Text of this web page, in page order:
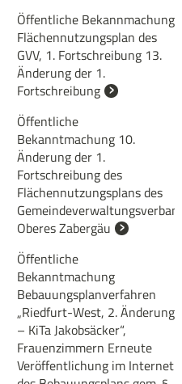
Öffentliche Bekannmachung
Flächennutzungsplan des
GVV, 1. Fortschreibung 13.
Änderung der 1.
Fortschreibung
Öffentliche
Bekanntmachung 10.
Änderung der 1.
Fortschreibung des
Flächennutzungsplans des
Gemeindeverwaltungsverbands
Oberes Zabergäu
Öffentliche
Bekanntmachung
Bebauungsplanverfahren
„Riedfurt-West, 2. Änderung
– KiTa Jakobsäcker“,
Frauenzimmern Erneute
Veröffentlichung im Internet